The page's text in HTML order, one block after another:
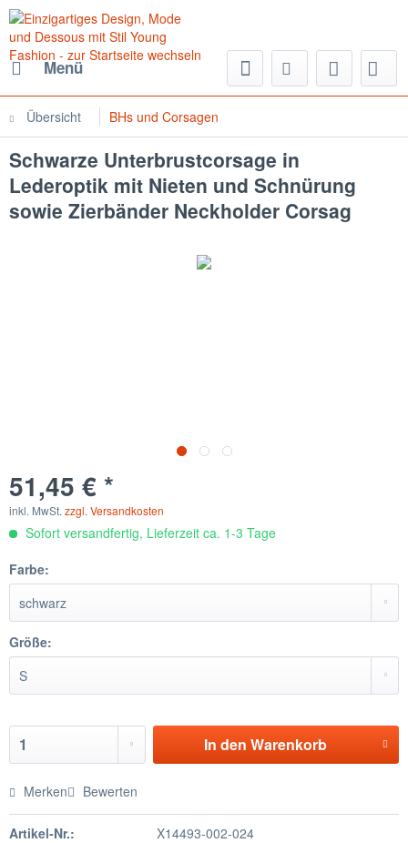
Menü
Übersicht BHs und Corsagen
Schwarze Unterbrustcorsage in
Lederoptik mit Nieten und Schnürung
sowie Zierbänder Neckholder Corsag
51,45 € *
inkl. MwSt. zzgl. Versandkosten
Sofort versandfertig, Lieferzeit ca. 1-3 Tage
Farbe:
Größe:
In den Warenkorb
Merken Bewerten
Artikel-Nr.:
X14493-002-024